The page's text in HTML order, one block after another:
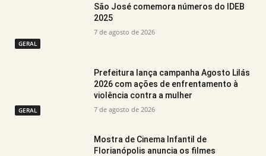
GERAL
São José comemora números do IDEB
2025
7 de agosto de 2026
GERAL
Prefeitura lança campanha Agosto Lilás
2026 com ações de enfrentamento à
violência contra a mulher
7 de agosto de 2026
Mostra de Cinema Infantil de
Florianópolis anuncia os filmes